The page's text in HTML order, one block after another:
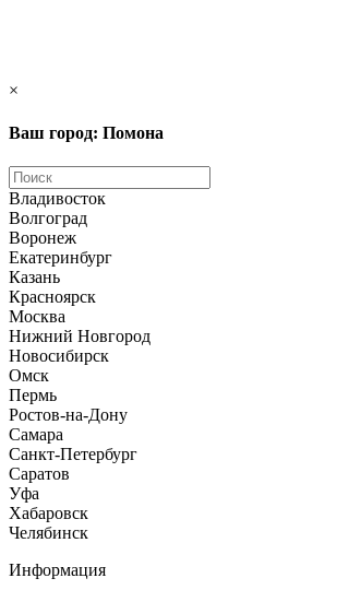
×
Ваш город: Помона
Владивосток
Волгоград
Воронеж
Екатеринбург
Казань
Красноярск
Москва
Нижний Новгород
Новосибирск
Омск
Пермь
Ростов-на-Дону
Самара
Санкт-Петербург
Саратов
Уфа
Хабаровск
Челябинск
Информация